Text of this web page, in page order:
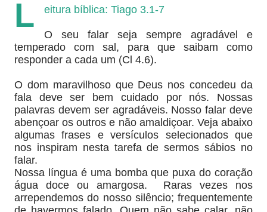
L eitura bíblica: Tiago 3.1-7
O seu falar seja sempre agradável e
temperado com sal, para que saibam como
responder a cada um (Cl 4.6).
O dom maravilhoso que Deus nos concedeu da
fala deve ser bem cuidado por nós. Nossas
palavras devem ser agradáveis. Nosso falar deve
abençoar os outros e não amaldiçoar. Veja abaixo
algumas frases e versículos selecionados que
nos inspiram nesta tarefa de sermos sábios no
falar.
Nossa língua é uma bomba que puxa do coração
água doce ou amargosa.
Raras vezes nos
arrependemos do nosso silêncio; frequentemente